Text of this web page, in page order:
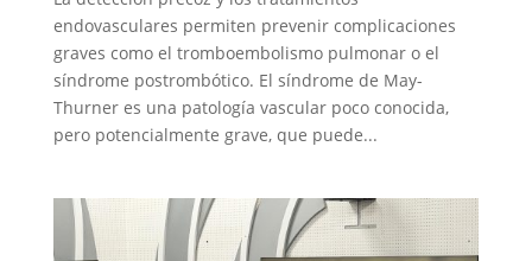
endovasculares permiten prevenir complicaciones
graves como el tromboembolismo pulmonar o el
síndrome postrombótico. El síndrome de May-
Thurner es una patología vascular poco conocida,
pero potencialmente grave, que puede...